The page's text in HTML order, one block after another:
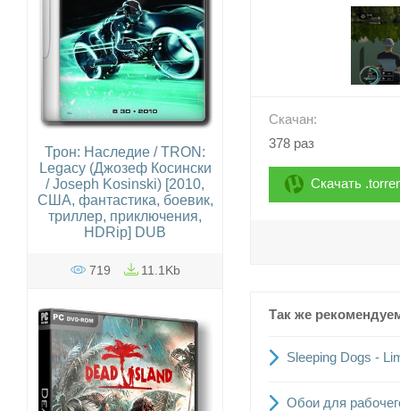
Скачан:
378 раз
Скачать
Так же
Sleeping Dogs -
Обои для
Трон: Наследие / TRON:
Legacy (Джозеф Косински
/ Joseph Kosinski) [2010,
США, фантастика, боевик,
триллер, приключения,​
HDRip] DUB
719 11.1Kb